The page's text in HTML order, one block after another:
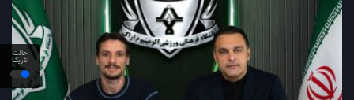
حالت
تاریک